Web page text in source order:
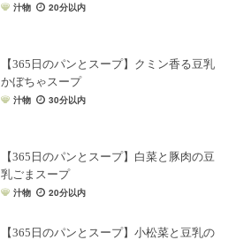
汁物 20分以内
【365日のパンとスープ】クミン香る豆乳
かぼちゃスープ
汁物 30分以内
【365日のパンとスープ】白菜と豚肉の豆
乳ごまスープ
汁物 20分以内
【365日のパンとスープ】小松菜と豆乳の